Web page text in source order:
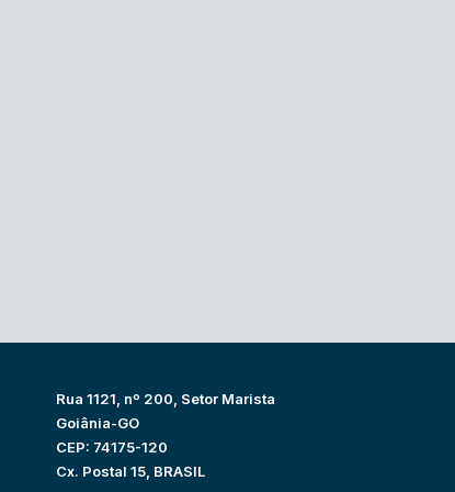
Rua 1121, nº 200, Setor Marista
Goiânia-GO
CEP: 74175-120
Cx. Postal 15, BRASIL